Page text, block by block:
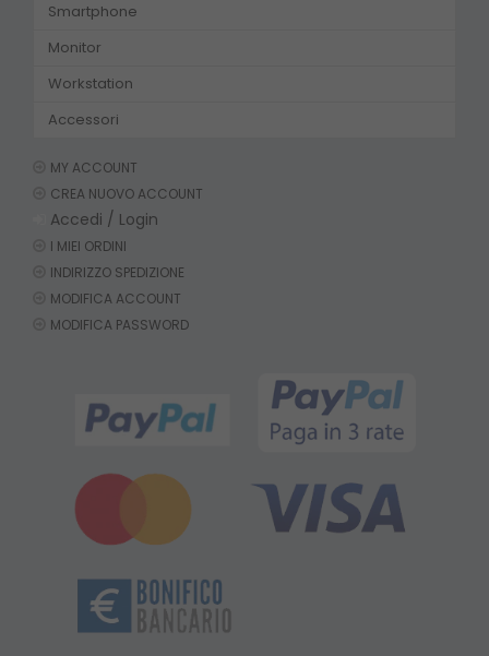
Smartphone
Monitor
Workstation
Accessori
MY ACCOUNT
CREA NUOVO ACCOUNT
Accedi / Login
I MIEI ORDINI
INDIRIZZO SPEDIZIONE
MODIFICA ACCOUNT
MODIFICA PASSWORD